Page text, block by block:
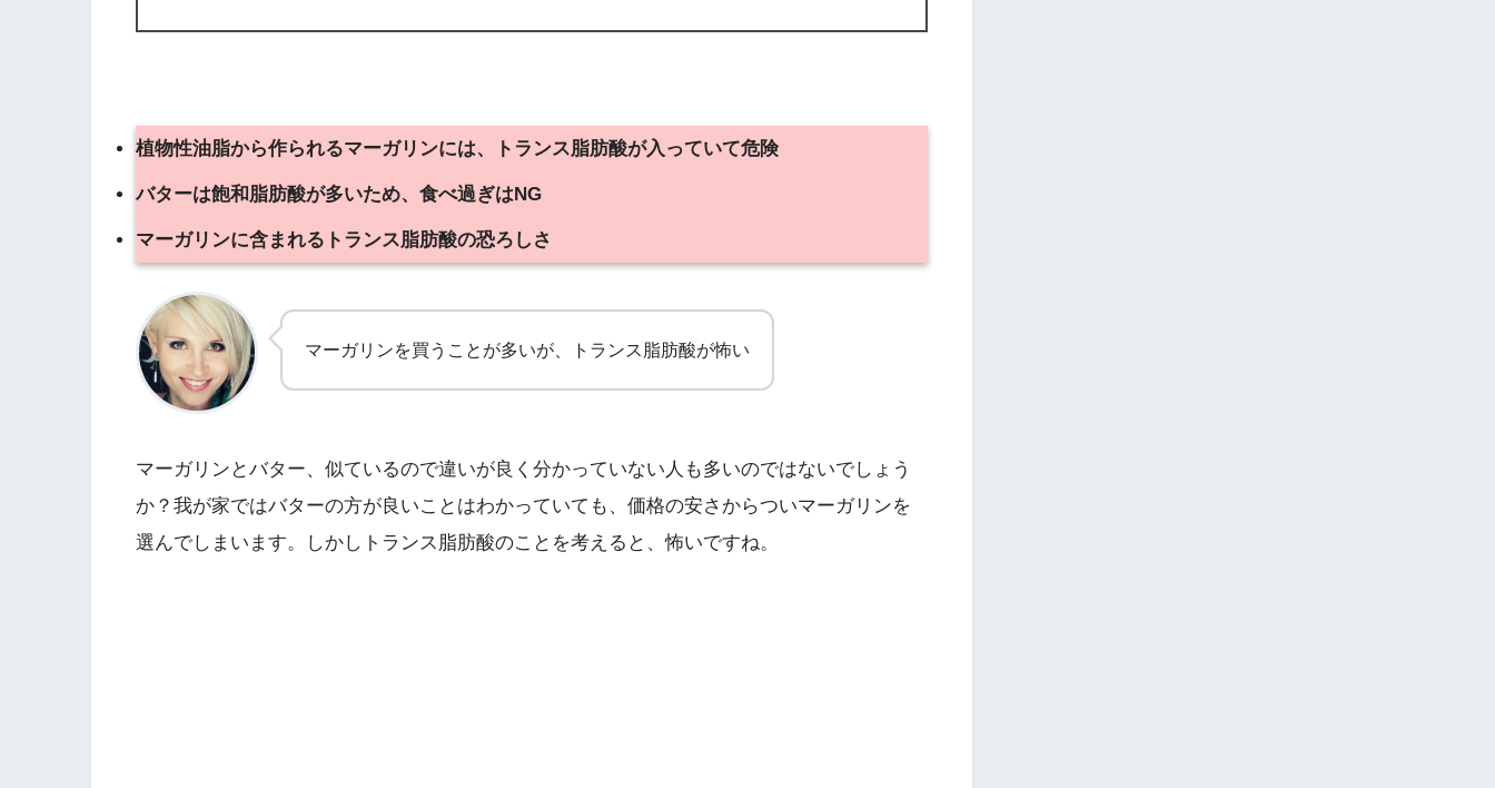
植物性油脂から作られるマーガリンには、トランス脂肪酸が入っていて危険
バターは飽和脂肪酸が多いため、食べ過ぎはNG
マーガリンに含まれるトランス脂肪酸の恐ろしさ
マーガリンを買うことが多いが、トランス脂肪酸が怖い
マーガリンとバター、似ているので違いが良く分かっていない人も多いのではないでしょう
か？我が家ではバターの方が良いことはわかっていても、価格の安さからついマーガリンを
選んでしまいます。しかしトランス脂肪酸のことを考えると、怖いですね。